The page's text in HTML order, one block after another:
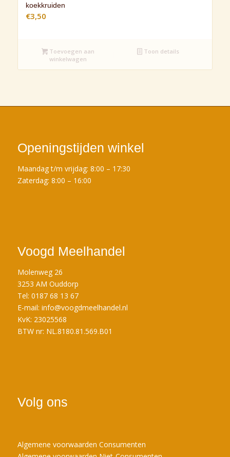
koekkruiden
€3,50
Toevoegen aan
winkelwagen
Toon details
Openingstijden winkel
Maandag t/m vrijdag: 8:00 – 17:30
Zaterdag: 8:00 – 16:00
Voogd Meelhandel
Molenweg 26
3253 AM Ouddorp
Tel: 0187 68 13 67
E-mail: info@voogdmeelhandel.nl
KvK: 23025568
BTW nr: NL.8180.81.569.B01
Volg ons
Algemene voorwaarden Consumenten